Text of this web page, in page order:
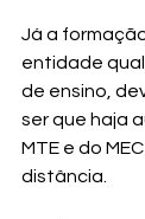
Já a
entidade
de ensino,
ser que haja
MTE e do
distância.